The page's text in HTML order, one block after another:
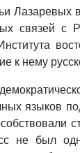
Лазаревых
связей с
к нему
языков
не был